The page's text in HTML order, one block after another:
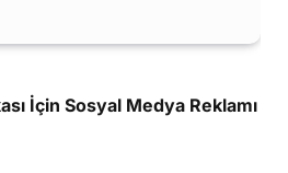
İçin Sosyal Medya Reklamı